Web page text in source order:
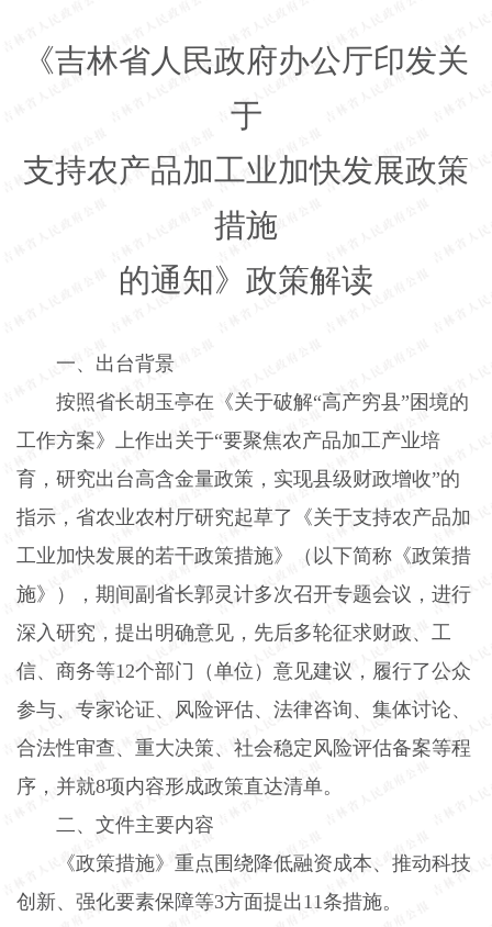
《吉林省人民政府办公厅印发关
于
支持农产品加工业加快发展政策
措施
的通知》政策解读
一、出台背景
按照省长胡玉亭在《关于破解“高产穷县”困境的
工作方案》上作出关于“要聚焦农产品加工产业培
育，研究出台高含金量政策，实现县级财政增收”的
指示，省农业农村厅研究起草了《关于支持农产品加
工业加快发展的若干政策措施》（以下简称《政策措
施》），期间副省长郭灵计多次召开专题会议，进行
深入研究，提出明确意见，先后多轮征求财政、工
信、商务等12个部门（单位）意见建议，履行了公众
参与、专家论证、风险评估、法律咨询、集体讨论、
合法性审查、重大决策、社会稳定风险评估备案等程
序，并就8项内容形成政策直达清单。
二、文件主要内容
《政策措施》重点围绕降低融资成本、推动科技
创新、强化要素保障等3方面提出11条措施。